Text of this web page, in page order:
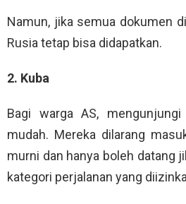
Namun, jika semua dokumen
Rusia tetap bisa didapatkan.
2. Kuba
Bagi warga AS,
mudah. Mereka dilarang
murni dan hanya boleh datang
kategori perjalanan yang